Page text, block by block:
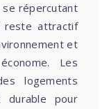
se répercutant
reste attractif
et
Les
logements
durable pour